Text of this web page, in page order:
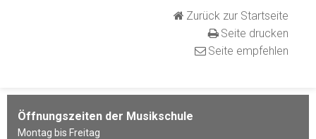
Öffnungszeiten der Musikschule
Montag bis Freitag
Zurück zur Startseite
Seite drucken
Seite empfehlen